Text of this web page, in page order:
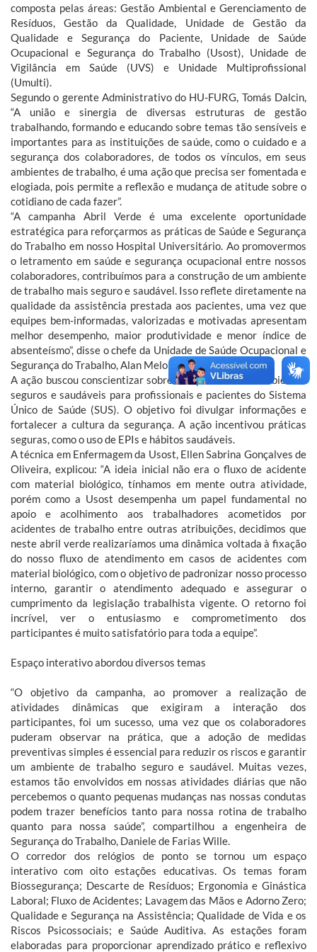
composta pelas áreas: Gestão Ambiental e Gerenciamento de
Resíduos, Gestão da Qualidade, Unidade de Gestão da
Qualidade e Segurança do Paciente, Unidade de Saúde
Ocupacional e Segurança do Trabalho (Usost), Unidade de
Vigilância em Saúde (UVS) e Unidade Multiprofissional
(Umulti).
Segundo o gerente Administrativo do HU-FURG, Tomás Dalcin,
“A união e sinergia de diversas estruturas de gestão
trabalhando, formando e educando sobre temas tão sensíveis e
importantes para as instituições de saúde, como o cuidado e a
segurança dos colaboradores, de todos os vínculos, em seus
ambientes de trabalho, é uma ação que precisa ser fomentada e
elogiada, pois permite a reflexão e mudança de atitude sobre o
cotidiano de cada fazer”.
“A campanha Abril Verde é uma excelente oportunidade
estratégica para reforçarmos as práticas de Saúde e Segurança
do Trabalho em nosso Hospital Universitário. Ao promovermos
o letramento em saúde e segurança ocupacional entre nossos
colaboradores, contribuímos para a construção de um ambiente
de trabalho mais seguro e saudável. Isso reflete diretamente na
qualidade da assistência prestada aos pacientes, uma vez que
equipes bem-informadas, valorizadas e motivadas apresentam
melhor desempenho, maior produtividade e menor índice de
absenteísmo”, disse o chefe da Unidade de Saúde Ocupacional e
Segurança do Trabalho, Alan Melo da Silva.
A ação buscou conscientizar sobre a importância de ambientes
seguros e saudáveis para profissionais e pacientes do Sistema
Único de Saúde (SUS). O objetivo foi divulgar informações e
fortalecer a cultura da segurança. A ação incentivou práticas
seguras, como o uso de EPIs e hábitos saudáveis.
A técnica em Enfermagem da Usost, Ellen Sabrina Gonçalves de
Oliveira, explicou: “A ideia inicial não era o fluxo de acidente
com material biológico, tínhamos em mente outra atividade,
porém como a Usost desempenha um papel fundamental no
apoio e acolhimento aos trabalhadores acometidos por
acidentes de trabalho entre outras atribuições, decidimos que
neste abril verde realizaríamos uma dinâmica voltada à fixação
do nosso fluxo de atendimento em casos de acidentes com
material biológico, com o objetivo de padronizar nosso processo
interno, garantir o atendimento adequado e assegurar o
cumprimento da legislação trabalhista vigente. O retorno foi
incrível, ver o entusiasmo e comprometimento dos
participantes é muito satisfatório para toda a equipe”.
Espaço interativo abordou diversos temas
“O objetivo da campanha, ao promover a realização de
atividades dinâmicas que exigiram a interação dos
participantes, foi um sucesso, uma vez que os colaboradores
puderam observar na prática, que a adoção de medidas
preventivas simples é essencial para reduzir os riscos e garantir
um ambiente de trabalho seguro e saudável. Muitas vezes,
estamos tão envolvidos em nossas atividades diárias que não
percebemos o quanto pequenas mudanças nas nossas condutas
podem trazer benefícios tanto para nossa rotina de trabalho
quanto para nossa saúde”, compartilhou a engenheira de
Segurança do Trabalho, Daniele de Farias Wille.
O corredor dos relógios de ponto se tornou um espaço
interativo com oito estações educativas. Os temas foram
Biossegurança; Descarte de Resíduos; Ergonomia e Ginástica
Laboral; Fluxo de Acidentes; Lavagem das Mãos e Adorno Zero;
Qualidade e Segurança na Assistência; Qualidade de Vida e os
Riscos Psicossociais; e Saúde Auditiva. As estações foram
elaboradas para proporcionar aprendizado prático e reflexivo